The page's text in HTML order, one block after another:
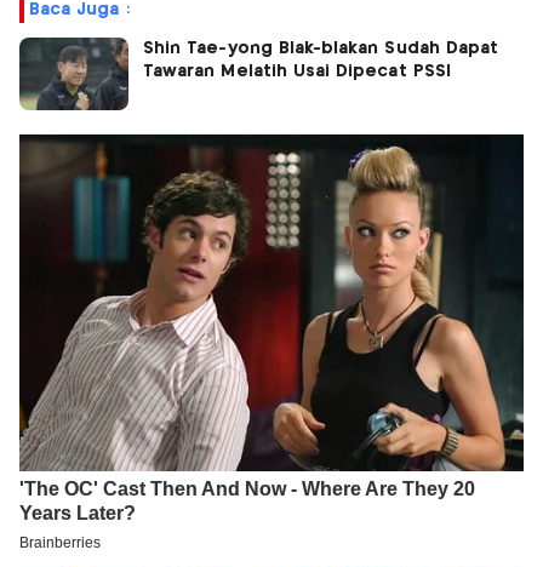
Baca Juga :
Shin Tae-yong Blak-blakan Sudah Dapat
Tawaran Melatih Usai Dipecat PSSI